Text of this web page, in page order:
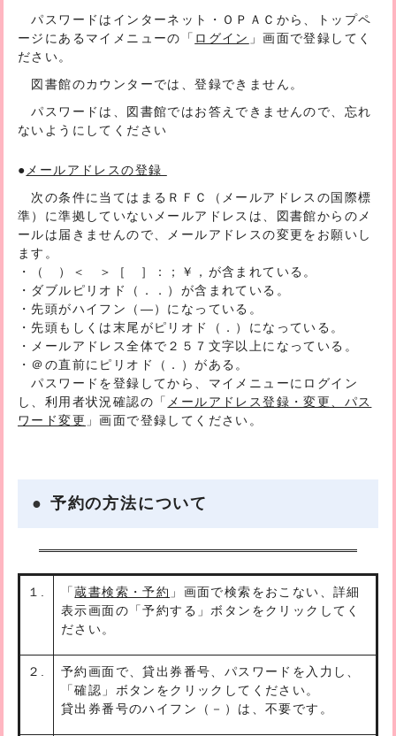
パスワードはインターネット・ＯＰＡＣから、トップペ
ージにあるマイメニューの「 ログイン 」画面で登録してく
ださい。
図書館のカウンターでは、登録できません。
パスワードは、図書館ではお答えできませんので、忘れ
ないようにしてください
● メールアドレスの登録
次の条件に当てはまるＲＦＣ（メールアドレスの国際標
準）に準拠していないメールアドレスは、図書館からのメ
ールは届きませんので、メールアドレスの変更をお願いし
ます。
・（ ）＜ ＞［ ］：；￥，が含まれている。
・ダブルピリオド（．．）が含まれている。
・先頭がハイフン（―）になっている。
・先頭もしくは末尾がピリオド（．）になっている。
・メールアドレス全体で２５７文字以上になっている。
・＠の直前にピリオド（．）がある。
パスワードを登録してから、マイメニューにログイン
し、利用者状況確認の「 メールアドレス登録・変更、パス
ワード変更 」画面で登録してください。
予約の方法について
１. 「蔵書検索・予約 」画面で検索をおこない、詳細
表示画面の「予約する 」ボタンをクリックしてく
ださい。
２.
予約画面で、貸出券番号、パスワードを入力し、
「確認 」ボタンをクリックしてください。
貸出券番号のハイフン（－）は、不要です。